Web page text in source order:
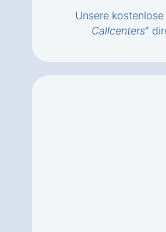
Unsere
Callcenters"